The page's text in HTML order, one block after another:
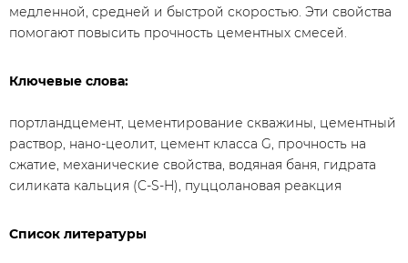
медленной, средней и быстрой скоростью. Эти свойства
помогают повысить прочность цементных смесей.
Ключевые слова:
портландцемент, цементирование скважины, цементный
раствор, нано-цеолит, цемент класса G, прочность на
сжатие, механические свойства, водяная баня, гидрата
силиката кальция (C-S-H), пуццолановая реакция
Список литературы